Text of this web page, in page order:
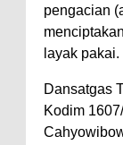
pengacian
layak pakai.
‎Dansatgas
Kodim